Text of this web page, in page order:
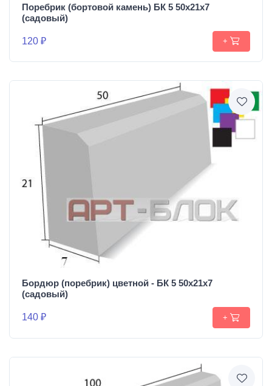
Поребрик (бортовой камень) БК 5 50х21х7
(садовый)
120 ₽ +
Бордюр (поребрик) цветной - БК 5 50х21х7
(садовый)
140 ₽ +